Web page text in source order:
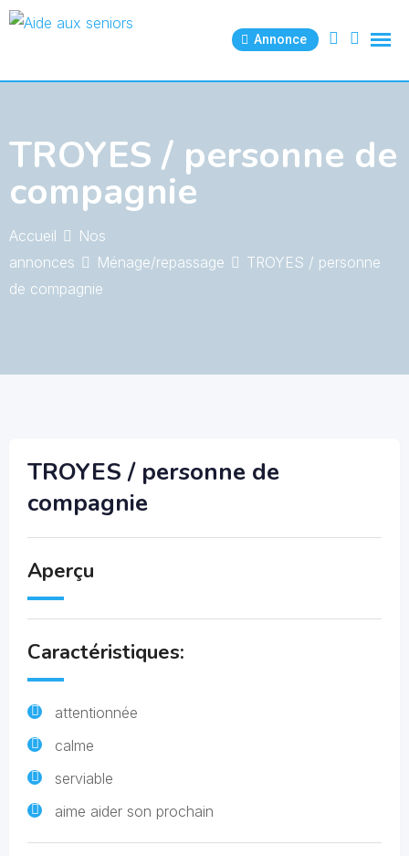
Skip
Annonce
TROYES / personne de
compagnie
Accueil
Nos
annonces
Ménage/repassage
TROYES / personne
de compagnie
TROYES / personne de
compagnie
Aperçu
Caractéristiques:
attentionnée
calme
serviable
aime aider son prochain